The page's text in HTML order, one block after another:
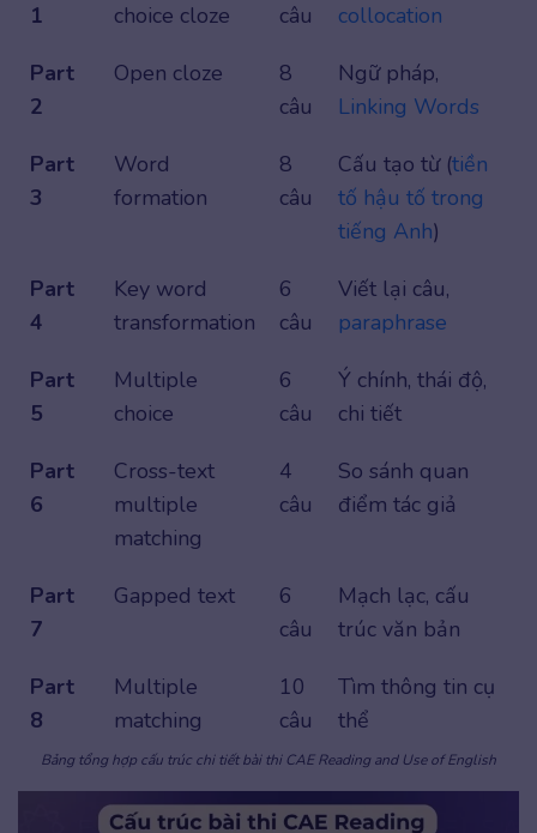
1
choice cloze
câu
collocation
Part
2
Open cloze
8
câu
Ngữ pháp,
Linking Words
Part
3
Word
formation
8
câu
Cấu tạo từ (tiền
tố hậu tố trong
tiếng Anh)
Part
4
Key word
transformation
6
câu
Viết lại câu,
paraphrase
Part
5
Multiple
choice
6
câu
Ý chính, thái độ,
chi tiết
Part
6
Cross-text
multiple
matching
4
câu
So sánh quan
điểm tác giả
Part
7
Gapped text
6
câu
Mạch lạc, cấu
trúc văn bản
Part
8
Multiple
matching
10
câu
Tìm thông tin cụ
thể
Bảng tổng hợp cấu trúc chi tiết bài thi CAE Reading and Use of English